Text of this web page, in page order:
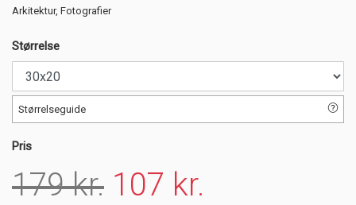
Arkitektur, Fotografier
Størrelse
Størrelseguide
Pris
179 kr. 107 kr.